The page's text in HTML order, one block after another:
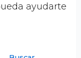
ayudarte